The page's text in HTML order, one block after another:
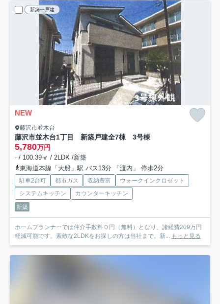
新築一戸建
NEW
藤沢市並木台
藤沢市並木台1丁目 新築戸建全7棟 3号棟
5,780万円
- / 100.39㎡ / 2LDK /新築
東海道本線「大船」駅 バス13分 「渡内」 停歩2分
駐車2台可 都市ガス 収納豊富
ウォークインクロゼット
システムキッチン
カウンターキッチン
新築
ホームプランナーでは仲介手数料０円（無料）となり、諸経費209万円
軽減可能です。素敵な2LDKをお探しの方は当社まで。新... もっと見る